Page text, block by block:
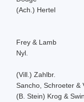
(Ach.) Hertel
Frey & Lamb
Nyl.
(Vill.) Zahlbr.
Sancho, Schroeter &
(B. Stein) Krog &